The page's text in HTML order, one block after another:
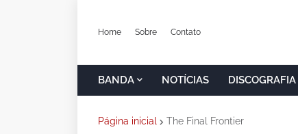
Home Sobre Contato
BANDA NOTÍCIAS DISCOGRAFIA
Página inicial The Final Frontier